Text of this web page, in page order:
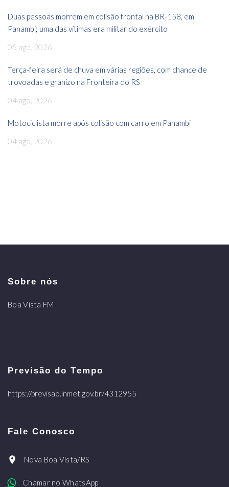
Duas pessoas morrem em colisão frontal na BR-158, em
Panambi; uma das vítimas era militar do exército
05 ago, 2026
Terça-feira será de chuva em várias regiões, com chance de
trovoadas e granizo na Fronteira do RS
04 ago, 2026
Motociclista morre após colisão com carro em Panambi
04 ago, 2026
Sobre nós
Boa Vista FM
Previsão do Tempo
https://previsao.inmet.gov.br/4312955
Fale Conosco
Nova Boa Vista/RS
Chamar no WhatsApp